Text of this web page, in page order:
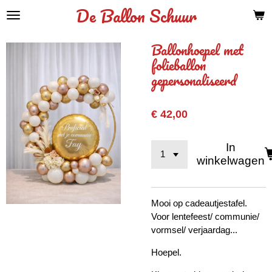
Ga
De Ballon Schuur
Ballonhoepel met
folieballon
gepersonaliseerd
€ 42,00
In
winkelwagen
Mooi op cadeautjestafel.
Voor lentefeest/ communie/
vormsel/ verjaardag...
Hoepel.